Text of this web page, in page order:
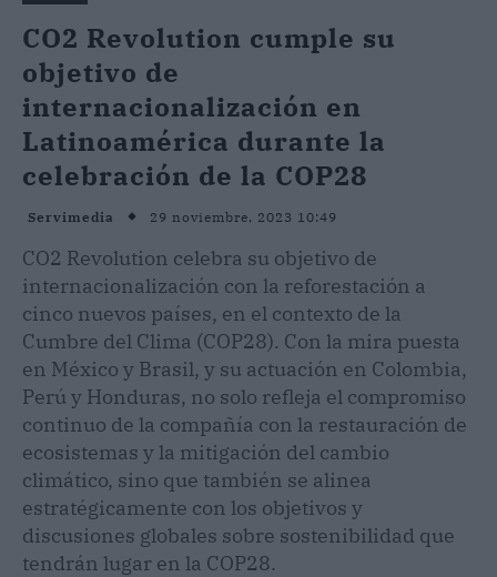
CO2 Revolution cumple su
objetivo de
internacionalización en
Latinoamérica durante la
celebración de la COP28
Servimedia 29 noviembre, 2023 10:49
CO2 Revolution celebra su objetivo de
internacionalización con la reforestación a
cinco nuevos países, en el contexto de la
Cumbre del Clima (COP28). Con la mira puesta
en México y Brasil, y su actuación en Colombia,
Perú y Honduras, no solo refleja el compromiso
continuo de la compañía con la restauración de
ecosistemas y la mitigación del cambio
climático, sino que también se alinea
estratégicamente con los objetivos y
discusiones globales sobre sostenibilidad que
tendrán lugar en la COP28.